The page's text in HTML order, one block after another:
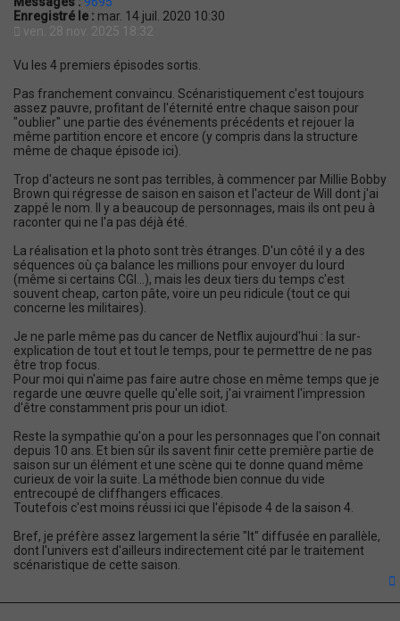
Enregistré le : mar. 14 juil. 2020 10:30
ven. 28 nov. 2025 18:32
Vu les 4 premiers épisodes sortis.
Pas franchement convaincu. Scénaristiquement c'est toujours
assez pauvre, profitant de l'éternité entre chaque saison pour
"oublier" une partie des événements précédents et rejouer la
même partition encore et encore (y compris dans la structure
même de chaque épisode ici).
Trop d'acteurs ne sont pas terribles, à commencer par Millie Bobby
Brown qui régresse de saison en saison et l'acteur de Will dont j'ai
zappé le nom. Il y a beaucoup de personnages, mais ils ont peu à
raconter qui ne l'a pas déjà été.
La réalisation et la photo sont très étranges. D'un côté il y a des
séquences où ça balance les millions pour envoyer du lourd
(même si certains CGI...), mais les deux tiers du temps c'est
souvent cheap, carton pâte, voire un peu ridicule (tout ce qui
concerne les militaires).
Je ne parle même pas du cancer de Netflix aujourd'hui : la sur-
explication de tout et tout le temps, pour te permettre de ne pas
être trop focus.
Pour moi qui n'aime pas faire autre chose en même temps que je
regarde une œuvre quelle qu'elle soit, j'ai vraiment l'impression
d'être constamment pris pour un idiot.
Reste la sympathie qu'on a pour les personnages que l'on connait
depuis 10 ans. Et bien sûr ils savent finir cette première partie de
saison sur un élément et une scène qui te donne quand même
curieux de voir la suite. La méthode bien connue du vide
entrecoupé de cliffhangers efficaces.
Toutefois c'est moins réussi ici que l'épisode 4 de la saison 4.
Bref, je préfère assez largement la série "It" diffusée en parallèle,
dont l'univers est d'ailleurs indirectement cité par le traitement
scénaristique de cette saison.